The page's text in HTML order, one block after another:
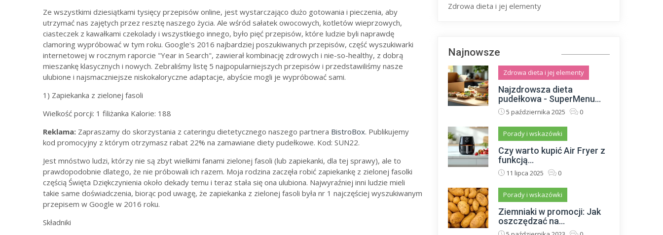
Ze wszystkimi dziesiątkami tysięcy przepisów online, jest wystarczająco dużo gotowania i pieczenia, aby
utrzymać nas zajętych przez resztę naszego życia. Ale wśród sałatek owocowych, kotletów wieprzowych,
ciasteczek z kawałkami czekolady i wszystkiego innego, było pięć przepisów, które ludzie byli naprawdę
clamoring wypróbować w tym roku. Google's 2016 najbardziej poszukiwanych przepisów, część wyszukiwarki
internetowej w rocznym raporcie "Year in Search", zawierał kombinację zdrowych i nie-so-healthy, z dobrą
mieszankę klasycznych i nowych. Zebraliśmy listę 5 najpopularniejszych przepisów i przedstawiliśmy nasze
ulubione i najsmaczniejsze niskokaloryczne adaptacje, abyście mogli je wypróbować sami.
1) Zapiekanka z zielonej fasoli
Wielkość porcji: 1 filiżanka Kalorie: 188
Reklama: Zapraszamy do skorzystania z cateringu dietetycznego naszego partnera BistroBox. Publikujemy
kod promocyjny z którym otrzymasz rabat 22% na zamawiane diety pudełkowe. Kod: SUN22.
Jest mnóstwo ludzi, którzy nie są zbyt wielkimi fanami zielonej fasoli (lub zapiekanki, dla tej sprawy), ale to
prawdopodobnie dlatego, że nie próbowali ich razem. Moja rodzina zaczęła robić zapiekankę z zielonej fasolki
częścią Święta Dziękczynienia około dekady temu i teraz stała się ona ulubiona. Najwyraźniej inni ludzie mieli
takie same doświadczenia, biorąc pod uwagę, że zapiekanka z zielonej fasoli była nr 1 najczęściej wyszukiwanym
przepisem w Google w 2016 roku.
Składniki
Zdrowa dieta i jej elementy
Najnowsze
Zdrowa dieta i jej elementy
Najzdrowsza dieta
pudełkowa - SuperMenu...
5 października 2025 0
Porady i wskazówki
Czy warto kupić Air Fryer z
funkcją...
11 lipca 2025 0
Porady i wskazówki
Ziemniaki w promocji: Jak
oszczędzać na...